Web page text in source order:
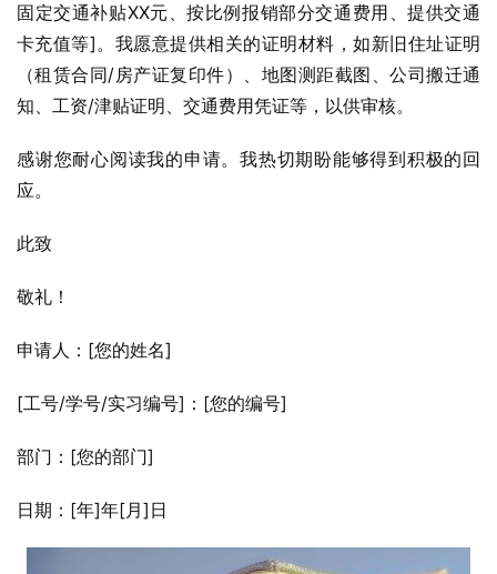
固定交通补贴XX元、按比例报销部分交通费用、提供交通
卡充值等]。我愿意提供相关的证明材料，如新旧住址证明
（租赁合同/房产证复印件）、地图测距截图、公司搬迁通
知、工资/津贴证明、交通费用凭证等，以供审核。
感谢您耐心阅读我的申请。我热切期盼能够得到积极的回
应。
此致
敬礼！
申请人：[您的姓名]
[工号/学号/实习编号]：[您的编号]
部门：[您的部门]
日期：[年]年[月]日